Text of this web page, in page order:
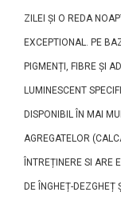
ZILEI ȘI O REDA
EXCEPTIONAL. PE
PIGMENȚI, FIBRE ȘI
LUMINESCENT
DISPONIBIL ÎN MAI
AGREGATELOR
ÎNTREȚINERE SI ARE
DE ÎNGHEȚ-DEZGHEȚ